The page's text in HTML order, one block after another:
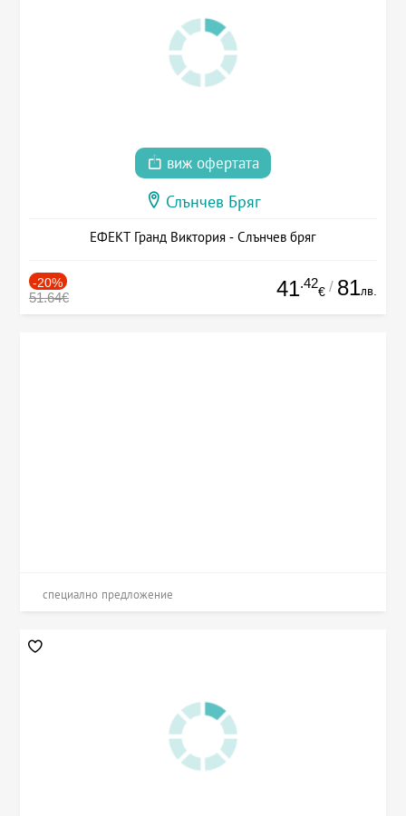
виж офертата
Слънчев Бряг
ЕФЕКТ Гранд Виктория - Слънчев бряг
-20%
51.64€ 41.42
€ / 81лв.
специално предложение